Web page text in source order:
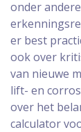
onder
er best
ook over
van nieuwe
lift- en
over het
calculator